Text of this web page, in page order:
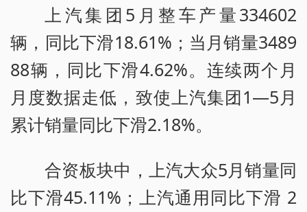
上汽集团5月整车产量334602
辆，同比下滑18.61%；当月销量3489
88辆，同比下滑4.62%。连续两个月
月度数据走低，致使上汽集团1—5月
累计销量同比下滑2.18%。
合资板块中，上汽大众5月销量同
比下滑45.11%；上汽通用同比下滑 2